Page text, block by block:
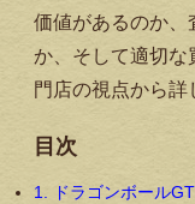
価値があるのか、
か、そして適切な
門店の視点から詳
目次
1. ドラゴンボール